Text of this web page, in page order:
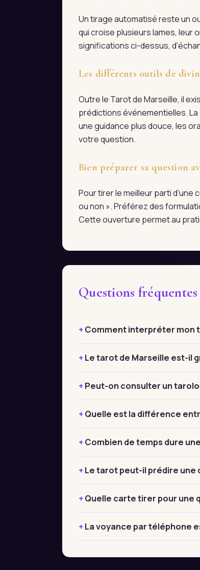
Un tirage automatisé reste un
qui croise plusieurs lames, leur
significations ci-dessus,
Les différents outils de
Outre le Tarot de Marseille, il
prédictions événementielles. La
une guidance plus douce, les
votre question.
Bien préparer sa question
Pour tirer le meilleur parti d'une
ou non ». Préférez des
Cette ouverture permet au
Questions
Comment interpréter mon
Le tarot de Marseille est-il
Peut-on consulter un
Quelle est la différence
Combien de temps dure
Le tarot peut-il prédire une
Quelle carte tirer pour une
La voyance par téléphone